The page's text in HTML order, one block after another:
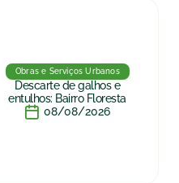
Obras e Serviços Urbanos
Descarte de galhos e
entulhos: Bairro Floresta
08/08/2026